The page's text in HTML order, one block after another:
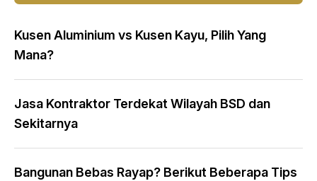
Kusen Aluminium vs Kusen Kayu, Pilih Yang
Mana?
Jasa Kontraktor Terdekat Wilayah BSD dan
Sekitarnya
Bangunan Bebas Rayap? Berikut Beberapa Tips